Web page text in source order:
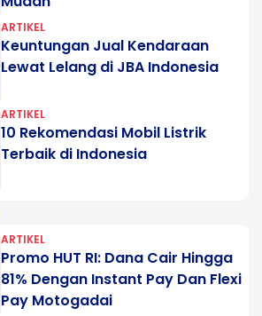
ARTIKEL
Keuntungan Jual Kendaraan
Lewat Lelang di JBA Indonesia
ARTIKEL
10 Rekomendasi Mobil Listrik
Terbaik di Indonesia
ARTIKEL
Promo HUT RI: Dana Cair Hingga
81% Dengan Instant Pay Dan Flexi
Pay Motogadai